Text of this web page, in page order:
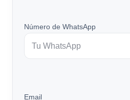
Número de WhatsApp
Email